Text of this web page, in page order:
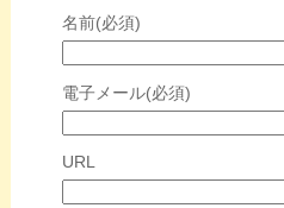
名前(必須)
電子メール(必須)
URL